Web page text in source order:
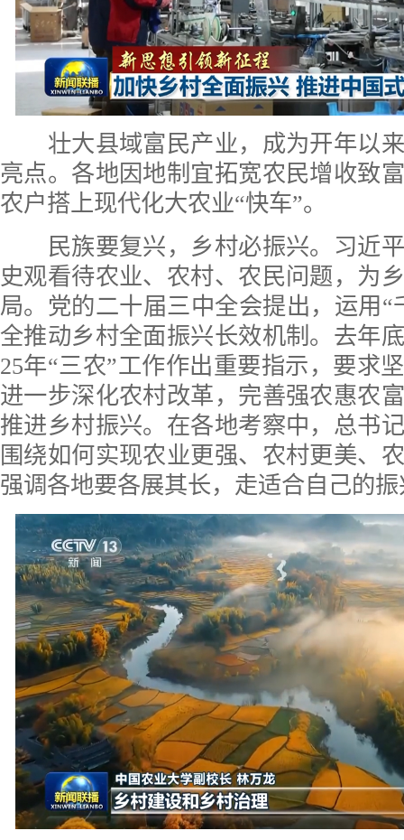
壮大县域富民产业，成为开年以来
亮点。各地因地制宜拓宽农民增收致
农户搭上现代化大农业“快车”。
民族要复兴，乡村必振兴。习近平
史观看待农业、农村、农民问题，为
局。党的二十届三中全会提出，运用“
全推动乡村全面振兴长效机制。去年
25年“三农”工作作出重要指示，要求
进一步深化农村改革，完善强农惠农
推进乡村振兴。在各地考察中，总书
围绕如何实现农业更强、农村更美、
强调各地要各展其长，走适合自己的